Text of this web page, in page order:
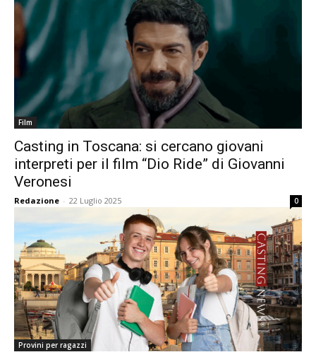
Film
Casting in Toscana: si cercano giovani
interpreti per il film “Dio Ride” di Giovanni
Veronesi
Redazione - 22 Luglio 2025 0
Provini per ragazzi